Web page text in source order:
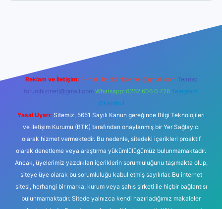
Reklam ve İletişim: E-mail: backlinkpaneli@gmail.com Teams:
forumhizmeti@gmail.com Whatsapp: 0262 606 0 726 Telegram:
@karabul
Yasal Uyarı: Sitemiz, 5651 Sayılı Kanun gereğince Bilgi Teknolojileri
ve İletişim Kurumu (BTK) tarafından onaylanmış bir Yer Sağlayıcı
olarak hizmet vermektedir. Bu nedenle, sitedeki içerikleri proaktif
olarak denetleme veya araştırma yükümlülüğümüz bulunmamaktadır.
Ancak, üyelerimiz yazdıkları içeriklerin sorumluluğunu taşımakta olup,
siteye üye olarak bu sorumluluğu kabul etmiş sayılırlar. Bu internet
sitesi, herhangi bir marka, kurum veya şahıs şirketi ile hiçbir bağlantısı
bulunmamaktadır. Sitede yalnızca kendi hazırladığımız makaleler